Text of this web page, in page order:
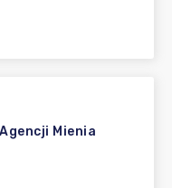
Mienia